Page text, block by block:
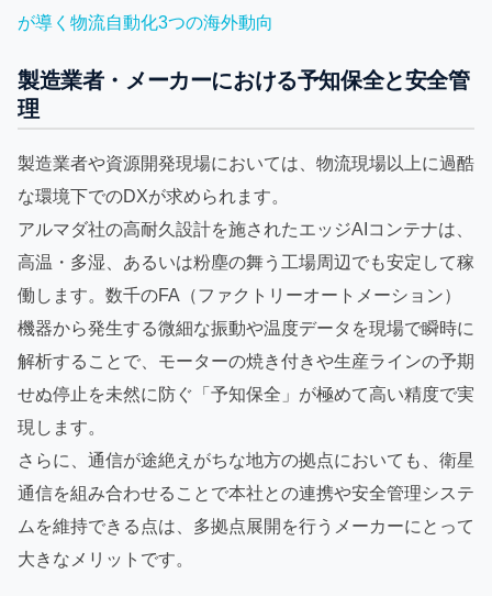
が導く物流自動化3つの海外動向
製造業者・メーカーにおける予知保全と安全管
理
製造業者や資源開発現場においては、物流現場以上に過酷
な環境下でのDXが求められます。
アルマダ社の高耐久設計を施されたエッジAIコンテナは、
高温・多湿、あるいは粉塵の舞う工場周辺でも安定して稼
働します。数千のFA（ファクトリーオートメーション）
機器から発生する微細な振動や温度データを現場で瞬時に
解析することで、モーターの焼き付きや生産ラインの予期
せぬ停止を未然に防ぐ「予知保全」が極めて高い精度で実
現します。
さらに、通信が途絶えがちな地方の拠点においても、衛星
通信を組み合わせることで本社との連携や安全管理システ
ムを維持できる点は、多拠点展開を行うメーカーにとって
大きなメリットです。